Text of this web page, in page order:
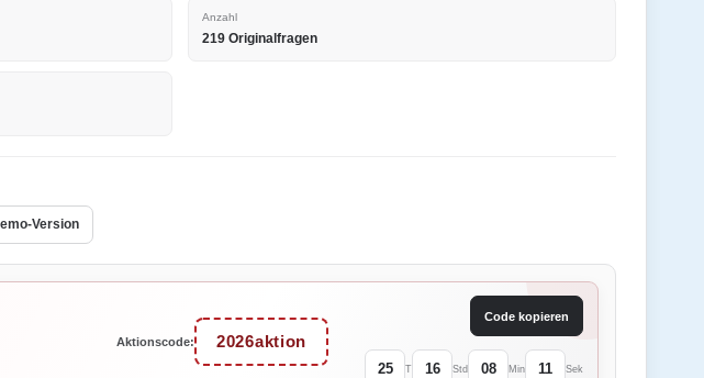
Anzahl
219 Originalfragen
Version
Aktionscode: 2026aktion
Code kopieren
25 T 16 Std 08 Min 11 Sek